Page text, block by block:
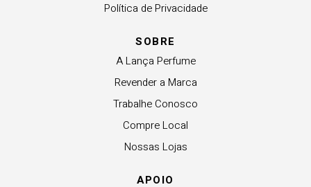
Política de Privacidade
SOBRE
A Lança Perfume
Revender a Marca
Trabalhe Conosco
Compre Local
Nossas Lojas
APOIO